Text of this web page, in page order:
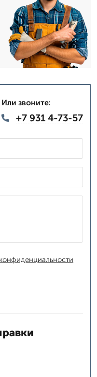
Или звоните:
+7 931 4-73-57